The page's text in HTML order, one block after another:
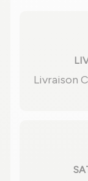
Livraison